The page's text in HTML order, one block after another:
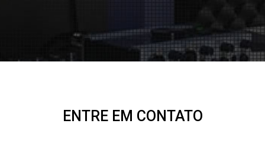
ENTRE EM CONTATO